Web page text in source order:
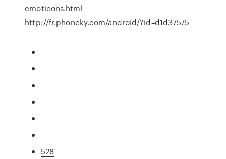
emoticons.html
http://fr.phoneky.com/android/?id=d1d37575
528